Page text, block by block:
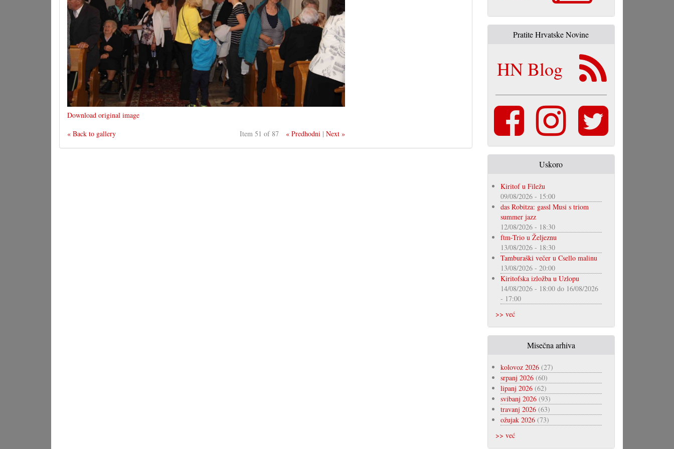
Download original image
« Back to gallery
Item 51 of 87 « Predhodni |Next »
Pratite Hrvatske Novine
HN Blog
Uskoro
Kiritof u Filežu
09/08/2026 - 15:00
das Robitza: gassl Musi s triom
summer jazz
12/08/2026 - 18:30
ftm-Trio u Željeznu
13/08/2026 - 18:30
Tamburaški večer u Csello malinu
13/08/2026 - 20:00
Kiritofska izložba u Uzlopu
14/08/2026 - 18:00do 16/08/2026
- 17:00
>> već
Misečna arhiva
kolovoz 2026(27)
srpanj 2026(60)
lipanj 2026(62)
svibanj 2026(93)
travanj 2026(63)
ožujak 2026(73)
>> već